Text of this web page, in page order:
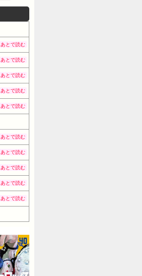
あとで読む
あとで読む
あとで読む
あとで読む
あとで読む
あとで読む
あとで読む
あとで読む
あとで読む
あとで読む